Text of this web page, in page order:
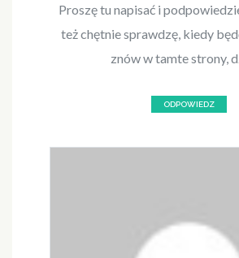
Proszę tu napisać i
też chętnie sprawdzę, kiedy
znów w tamte strony,
ODPOWIEDZ